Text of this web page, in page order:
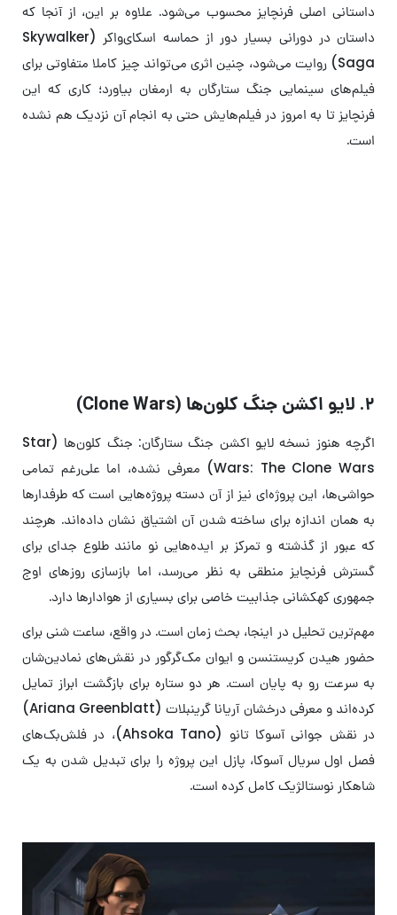
داستانی اصلی فرنچایز محسوب می‌شود. علاوه بر این، از آنجا که
داستان در دورانی بسیار دور از حماسه اسکای‌واکر (Skywalker
Saga) روایت می‌شود، چنین اثری می‌تواند چیز کاملا متفاوتی برای
فیلم‌های سینمایی جنگ ستارگان به ارمغان بیاورد؛ کاری که این
فرنچایز تا به امروز در فیلم‌هایش حتی به انجام آن نزدیک هم نشده
است.
۲. لایو اکشن جنگ کلون‌ها (Clone Wars)
اگرچه هنوز نسخه لایو اکشن جنگ ستارگان: جنگ کلون‌ها (Star
Wars: The Clone Wars) معرفی نشده، اما علی‌رغم تمامی
حواشی‌ها، این پروژه‌ای نیز از آن دسته پروژه‌هایی است که طرفدارها
به همان اندازه برای ساخته شدن آن اشتیاق نشان داده‌اند. هرچند
که عبور از گذشته و تمرکز بر ایده‌هایی نو مانند طلوع جدای برای
گسترش فرنچایز منطقی به نظر می‌رسد، اما بازسازی روزهای اوج
جمهوری کهکشانی جذابیت خاصی برای بسیاری از هوادارها دارد.
مهم‌ترین تحلیل در اینجا، بحث زمان است. در واقع، ساعت شنی برای
حضور هیدن کریستنسن و ایوان مک‌گرگور در نقش‌های نمادین‌شان
به سرعت رو به پایان است. هر دو ستاره برای بازگشت ابراز تمایل
کرده‌اند و معرفی درخشان آریانا گرینبلات (Ariana Greenblatt)
در نقش جوانی آسوکا تانو (Ahsoka Tano)، در فلش‌بک‌های
فصل اول سریال آسوکا، پازل این پروژه را برای تبدیل شدن به یک
شاهکار نوستالژیک کامل کرده است.